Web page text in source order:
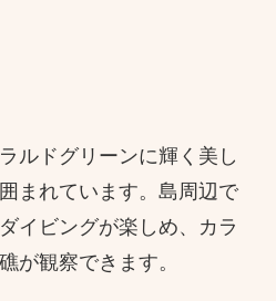
ルドグリーンに輝く美し
まれています。島周辺で
イビングが楽しめ、カラ
が観察できます。